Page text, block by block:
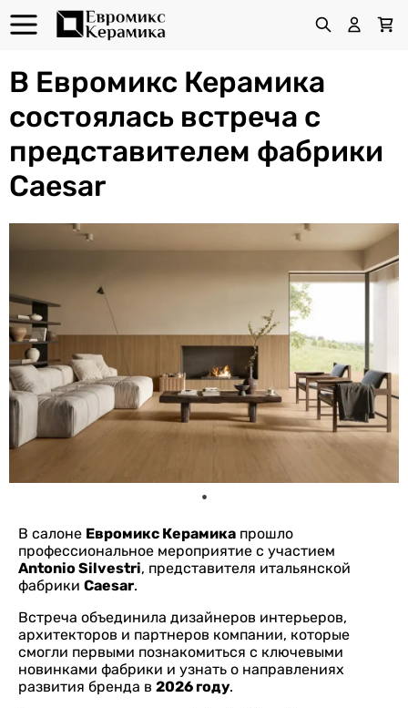
В Евромикс Керамика
состоялась встреча с
представителем фабрики
Caesar
В салоне Евромикс Керамика прошло
профессиональное мероприятие с участием
Antonio Silvestri, представителя итальянской
фабрики Caesar.
Встреча объединила дизайнеров интерьеров,
архитекторов и партнеров компании, которые
смогли первыми познакомиться с ключевыми
новинками фабрики и узнать о направлениях
развития бренда в 2026 году.